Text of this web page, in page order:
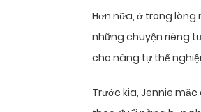
Hơn nữa, ở trong
những chuyện riêng
cho nàng tự thể
Trước kia, Jennie